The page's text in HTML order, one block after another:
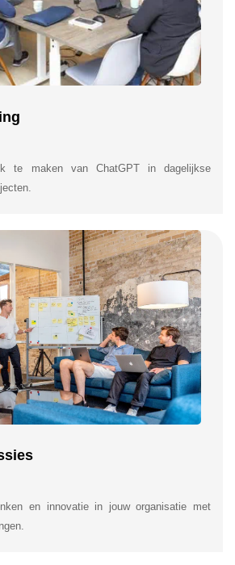
te maken van ChatGPT in dagelijkse
en innovatie in jouw organisatie met